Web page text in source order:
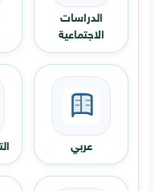
الدراسات
الاجتماعية
عربي